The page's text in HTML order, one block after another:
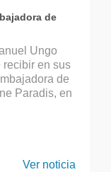
de
Ungo
recibir en sus
de
Paradis, en
Ver noticia